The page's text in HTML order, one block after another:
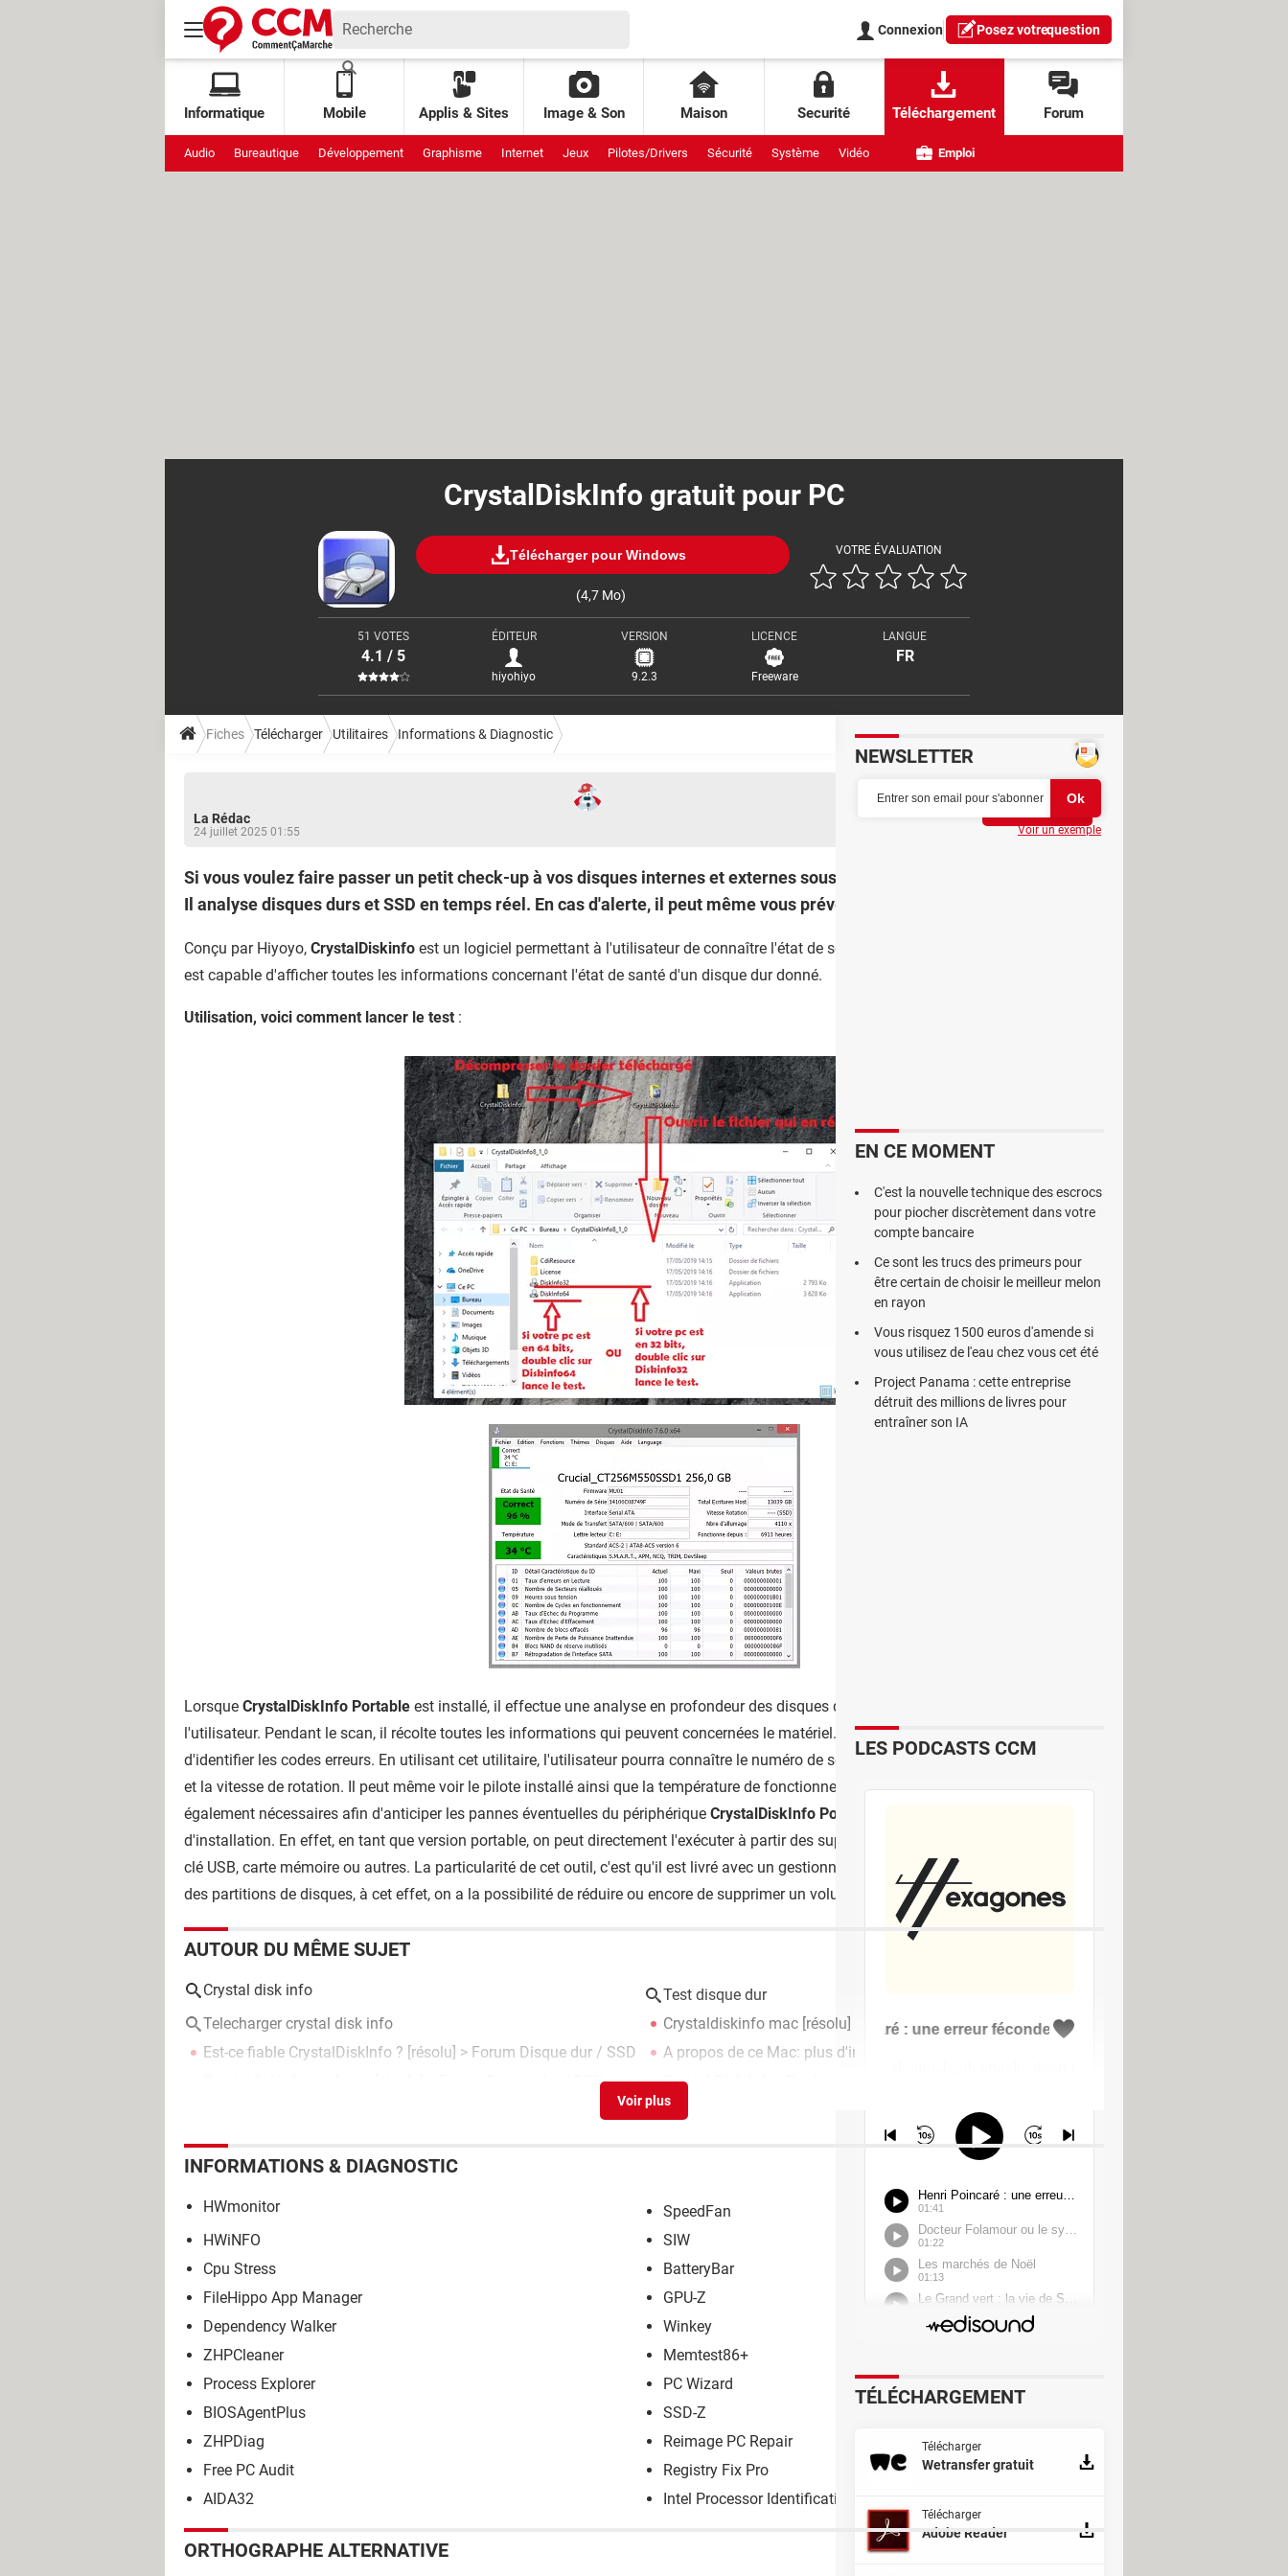
Connexion Posez votrequestion
Informatique Mobile Applis & Sites Image & Son Maison Securité Téléchargement Forum
Audio Bureautique Développement Graphisme Internet Jeux Pilotes/Drivers Sécurité Système Vidéo Emploi
CrystalDiskInfo gratuit pour PC
Télécharger pour Windows
(4,7 Mo)
VOTRE ÉVALUATION
51 VOTES
4.1 / 5
ÉDITEUR
hiyohiyo
VERSION
9.2.3
LICENCE
Freeware
LANGUE
FR
Fiches Télécharger Utilitaires Informations & Diagnostic
La Rédac
24 juillet 2025 01:55
Si vous voulez faire passer un petit check-up à vos disques internes et externes sous Windows, lancez CrystalDiskInfo.
Il analyse disques durs et SSD en temps réel. En cas d'alerte, il peut même vous prévenir par mail !
Conçu par Hiyoyo, CrystalDiskinfo est un logiciel permettant à l'utilisateur de connaître l'état de son disque dur. En effet, Crystaldiskinfo
est capable d'afficher toutes les informations concernant l'état de santé d'un disque dur donné.
Utilisation, voici comment lancer le test :
Lorsque CrystalDiskInfo Portable est installé, il effectue une analyse en profondeur des disques durs connectés sur l'ordinateur de
l'utilisateur. Pendant le scan, il récolte toutes les informations qui peuvent concernées le matériel. Informations
d'identifier les codes erreurs. En utilisant cet utilitaire, l'utilisateur pourra connaître le numéro de série de son disque dur, la taille du cache
et la vitesse de rotation. Il peut même voir le pilote installé ainsi que la température de fonctionnement du disque. Ces informations sont
également nécessaires afin d'anticiper les pannes éventuelles du périphérique CrystalDiskInfo Portable
d'installation. En effet, en tant que version portable, on peut directement l'exécuter à partir des supports de stockages amovibles tels que
clé USB, carte mémoire ou autres. La particularité de cet outil, c'est qu'il est livré avec un gestionnaire de disque. L'utilisateur peut gérer
des partitions de disques, à cet effet, on a la possibilité de réduire ou encore de supprimer un volume de la partition.
AUTOUR DU MÊME SUJET
Crystal disk info
Test disque dur
Telecharger crystal disk info
Crystaldiskinfo mac [résolu] >
Forum Disque dur / SSD
Est-ce fiable CrystalDiskInfo ? [résolu] > Forum Disque dur / SSD A propos de ce Mac: plus d'info ?
Forum Disque dur / SSD Crystal Disk Info : Prudence
INFORMATIONS & DIAGNOSTIC
HWmonitor
SpeedFan
HWiNFO
SIW
Cpu Stress
BatteryBar
FileHippo App Manager
GPU-Z
Dependency Walker
Winkey
ZHPCleaner
Memtest86+
Process Explorer
PC Wizard
BIOSAgentPlus
SSD-Z
ZHPDiag
Reimage PC Repair
Free PC Audit
Registry Fix Pro
AIDA32
Intel Processor Identification Utility
ORTHOGRAPHE ALTERNATIVE
NEWSLETTER
Voir un exemple
EN CE MOMENT
C'est la nouvelle technique des escrocs
pour piocher discrètement dans votre
compte bancaire
Ce sont les trucs des primeurs pour
être certain de choisir le meilleur melon
en rayon
Vous risquez 1500 euros d'amende si
vous utilisez de l'eau chez vous cet été
Project Panama : cette entreprise
détruit des millions de livres pour
entraîner son IA
LES PODCASTS CCM
TÉLÉCHARGEMENT
Télécharger
Wetransfer gratuit
Télécharger
Adobe Reader